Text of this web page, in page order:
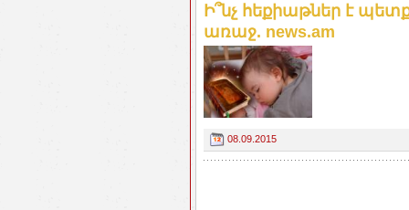
Ի՞նչ հեքիաթներ է
առաջ. news.am
08.09.2015